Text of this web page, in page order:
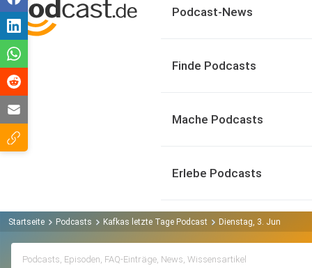
Podcast-News
Finde Podcasts
Mache Podcasts
Erlebe Podcasts
Startseite Podcasts Kafkas letzte Tage Podcast Dienstag, 3. Juni 1924: